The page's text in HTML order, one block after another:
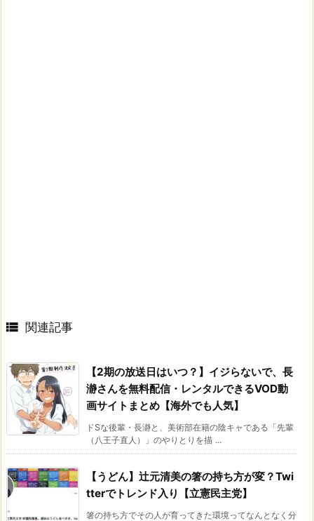
 関連記事
【2期の放送日はいつ？】イジらないで、長
瀞さんを無料配信・レンタルできるVOD動
画サイトまとめ【海外でも人気】
ドSな後輩・長瀞と、美術部在籍の陰キャである「先輩
（八王子直人）」のやりとりを描 ...
【うどん】辻元清美の箸の持ち方が変？Twi
tterでトレンド入り【立憲民主党】
箸の持ち方でその人が育ってきた環境ってなんとなく分